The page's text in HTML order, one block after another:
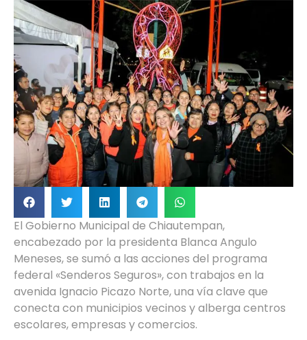
El Gobierno Municipal de Chiautempan,
encabezado por la presidenta Blanca Angulo
Meneses, se sumó a las acciones del programa
federal «Senderos Seguros», con trabajos en la
avenida Ignacio Picazo Norte, una vía clave que
conecta con municipios vecinos y alberga centros
escolares, empresas y comercios.